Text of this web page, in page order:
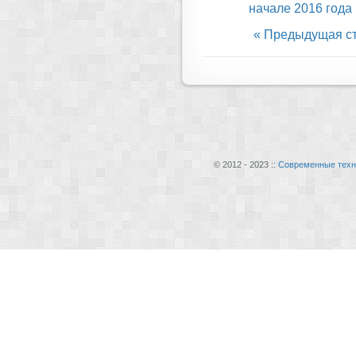
начале 2016 года
« Предыдущая
© 2012 - 2023 :: Современные